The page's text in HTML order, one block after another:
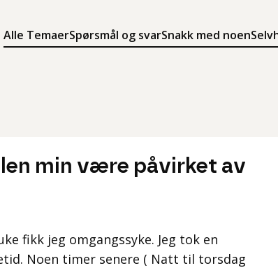
Alle TemaerSpørsmål og svarSnakk med noen
Søk
Meny
min være påvirket av
fikk jeg omgangssyke. Jeg tok en
Noen timer senere ( Natt til torsdag